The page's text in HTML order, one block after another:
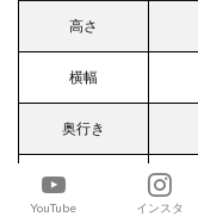
高さ
横幅
奥行き
回転モード
YouTube インスタ